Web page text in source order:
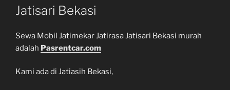
Jatisari Bekasi
Sewa Mobil Jatimekar Jatirasa Jatisari Bekasi murah
adalah Pasrentcar.com
Kami ada di Jatiasih Bekasi,